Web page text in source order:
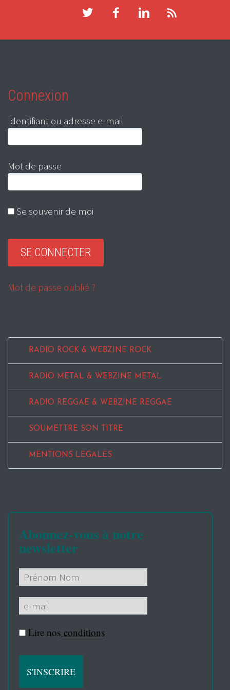
Connexion
Identifiant ou adresse e-mail
Mot de passe
Se souvenir de moi
Mot de passe oublié ?
RADIO ROCK & WEBZINE ROCK
RADIO METAL & WEBZINE METAL
RADIO REGGAE & WEBZINE REGGAE
SOUMETTRE SON TITRE
MENTIONS LEGALES
Abonnez-vous à notre
newsletter
Lire nos conditions